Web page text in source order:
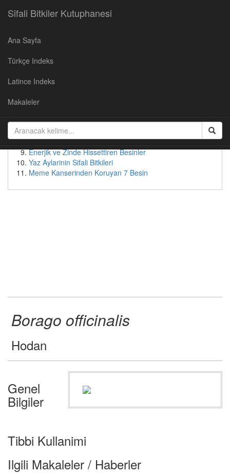
Sifali Bitkiler Kutuphanesi
Ana Sayfa
Türkçe Indeks
Latince Indeks
Makaleler
Cevizin Faydalari
Yaban Mersininin Faydaları
Patates suyunun faydaları
Bebeksi Bir Yüz İçin Doğal Çözümler
Tok Tutan Besinler
Enerjik ve Zinde Hissettiren Besinler
Yaz Aylarinin Sifali Bitkileri
Meme Kanserinden Koruyan 7 Besin
Borago officinalis
Hodan
Genel
Bilgiler
Tibbi Kullanimi
Ilgili Makaleler / Haberler